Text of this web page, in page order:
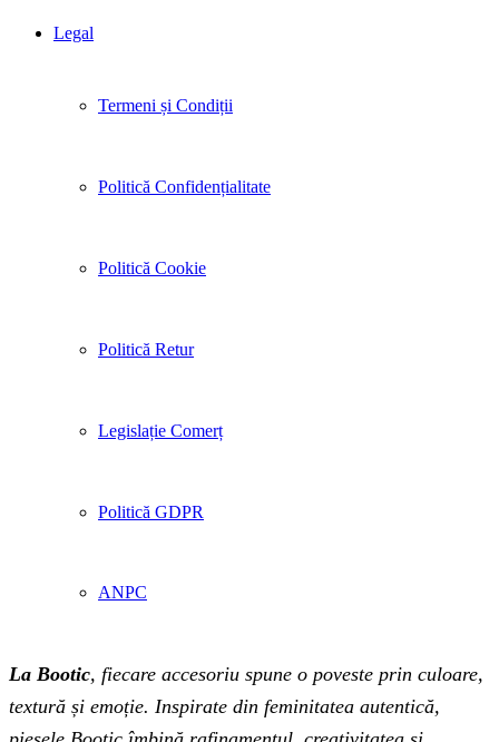
Legal
Termeni și Condiții
Politică Confidențialitate
Politică Cookie
Politică Retur
Legislație Comerț
Politică GDPR
ANPC
La Bootic, fiecare accesoriu spune o poveste prin culoare,
textură și emoție. Inspirate din feminitatea autentică,